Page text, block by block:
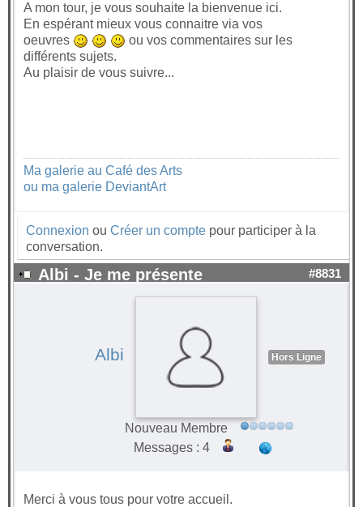
A mon tour, je vous souhaite la bienvenue ici.
En espérant mieux vous connaitre via vos
oeuvres
ou vos commentaires sur les
différents sujets.
Au plaisir de vous suivre...
Ma galerie au Café des Arts
ou ma galerie DeviantArt
Connexion ou Créer un compte pour participer à la
conversation.
Albi - Je me présente #8831
Albi Hors Ligne
Nouveau Membre
Messages : 4
Merci à vous tous pour votre accueil.